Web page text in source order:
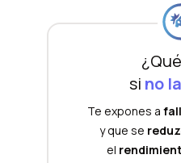
si no
Te expones a
y que se
el